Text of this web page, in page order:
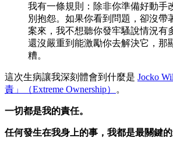
我有一條規則：除非你準備好動手
別抱怨。如果你看到問題，卻沒帶
案來，我不想聽你發牢騷說情況有
還沒嚴重到能激勵你去解決它，那
糟。
這次生病讓我深刻體會到什麼是 Jocko
責」（Extreme Ownership）
。
一切都是我的責任。
任何發生在我身上的事，我都是最關鍵的